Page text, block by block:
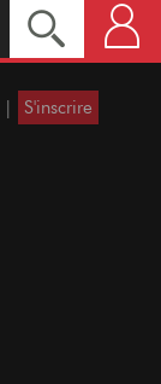
| S'inscrire